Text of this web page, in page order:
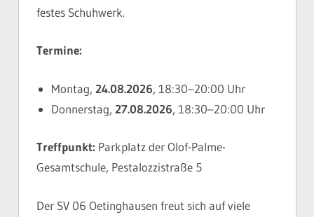
festes Schuhwerk.
Termine:
Montag,24.08.2026, 18:30–20:00 Uhr
Donnerstag,27.08.2026, 18:30–20:00 Uhr
Treffpunkt: Parkplatz der Olof-Palme-
Gesamtschule, Pestalozzistraße 5
Der SV 06 Oetinghausen freut sich auf viele